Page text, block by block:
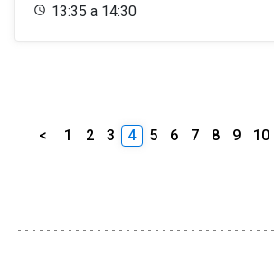
13:35 a 14:30
< 1 2 3 4 5 6 7 8 9 10